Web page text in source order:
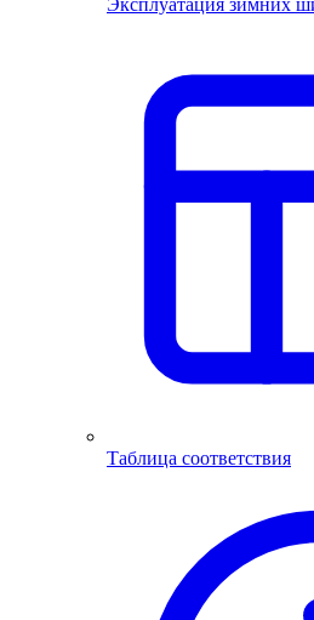
Эксплуатация зимних
Таблица соответствия